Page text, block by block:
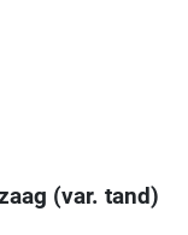
(var. tand)